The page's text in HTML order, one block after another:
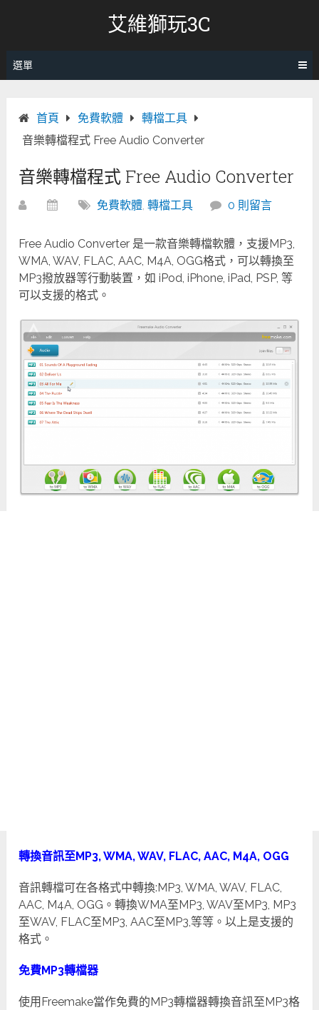
艾維獅玩3C
選單
首頁 免費軟體
轉檔工具
音樂轉檔程式 Free Audio Converter
音樂轉檔程式 Free Audio Converter
免費軟體,轉檔工具 0 則留言
Free Audio Converter 是一款音樂轉檔軟體，支援MP3,
WMA, WAV, FLAC, AAC, M4A, OGG格式，可以轉換至
MP3撥放器等行動裝置，如 iPod, iPhone, iPad, PSP, 等
可以支援的格式。
轉換音訊至MP3, WMA, WAV, FLAC, AAC, M4A, OGG
音訊轉檔可在各格式中轉換:MP3, WMA, WAV, FLAC,
AAC, M4A, OGG。轉換WMA至MP3, WAV至MP3, MP3
至WAV, FLAC至MP3, AAC至MP3,等等。以上是支援的
格式。
免費MP3轉檔器
使用Freemake當作免費的MP3轉檔器轉換音訊至MP3格